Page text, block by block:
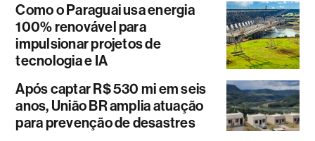
Como o Paraguai usa energia
100% renovável para
impulsionar projetos de
tecnologia e IA
Após captar R$ 530 mi em seis
anos, União BR amplia atuação
para prevenção de desastres